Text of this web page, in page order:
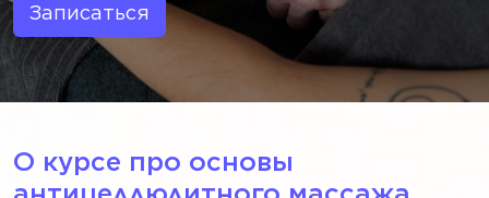
Записаться
О курсе про основы